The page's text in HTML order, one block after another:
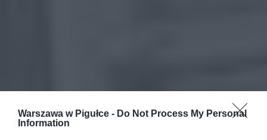
Warszawa w Pigułce - Do Not Process My Personal
Information